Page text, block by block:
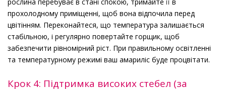
прохолодному приміщенні, щоб вона відпочила перед
цвітінням. Переконайтеся, що температура залишається
стабільною, і регулярно повертайте горщик, щоб
забезпечити рівномірний ріст. При правильному освітленні
та температурному режимі ваш амариліс буде процвітати.
Крок 4: Підтримка високих стебел (за